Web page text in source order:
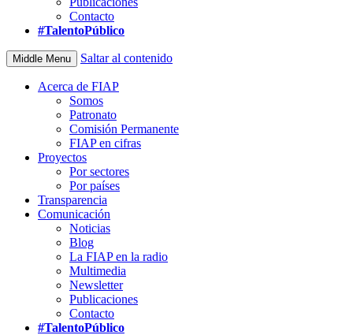
Contacto
#TalentoPúblico
Middle Menu Saltar al contenido
Acerca de FIAP
Somos
Patronato
Comisión Permanente
FIAP en cifras
Proyectos
Por sectores
Por países
Transparencia
Comunicación
Noticias
Blog
La FIAP en la radio
Multimedia
Newsletter
Publicaciones
Contacto
#TalentoPúblico